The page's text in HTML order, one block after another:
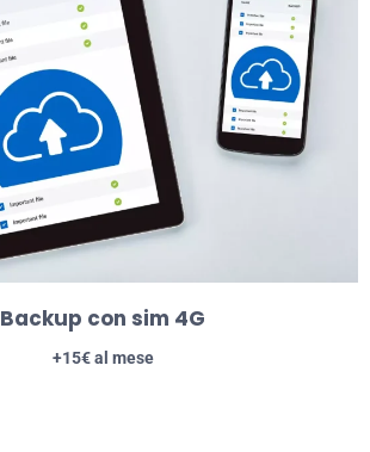
Backup con sim 4G
+15€ al mese